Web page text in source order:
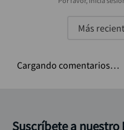
Más
Cargando comentarios…
Suscríbete a